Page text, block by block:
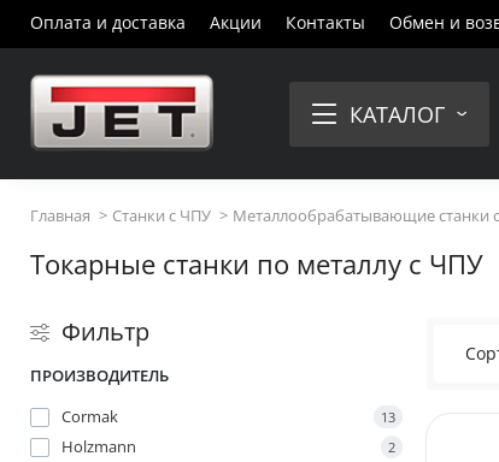
Оплата и доставка Акции Контакты Обмен и
КАТАЛОГ
Главная Станки с ЧПУ Металлообрабатывающие станки
Токарные станки по металлу с ЧПУ
Фильтр
ПРОИЗВОДИТЕЛЬ
Cormak
13
Holzmann 2